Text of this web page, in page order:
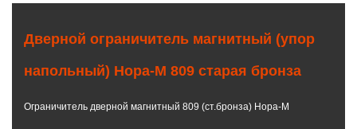
Дверной ограничитель магнитный (упор
напольный) Нора-М 809 старая бронза
Ограничитель дверной магнитный 809 (ст.бронза) Нора-М